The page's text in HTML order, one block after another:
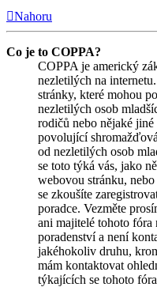
Nahoru
Co je to COPPA?
COPPA je americký
nezletilých na
stránky, které mohou
nezletilých osob
rodičů nebo nějaké
povolující
od nezletilých osob
se toto týká vás, jako
webovou stránku,
se zkoušíte
poradce. Vezměte
ani majitelé tohoto
poradenství a není
jakéhokoliv druhu,
mám kontaktovat
týkajících se tohoto